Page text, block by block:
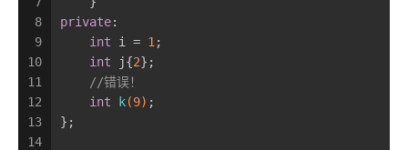
8
9
10
11
12
13
14
private:
int i = 1 ;
int j{2};
//错误！
int
k(9) ;
};